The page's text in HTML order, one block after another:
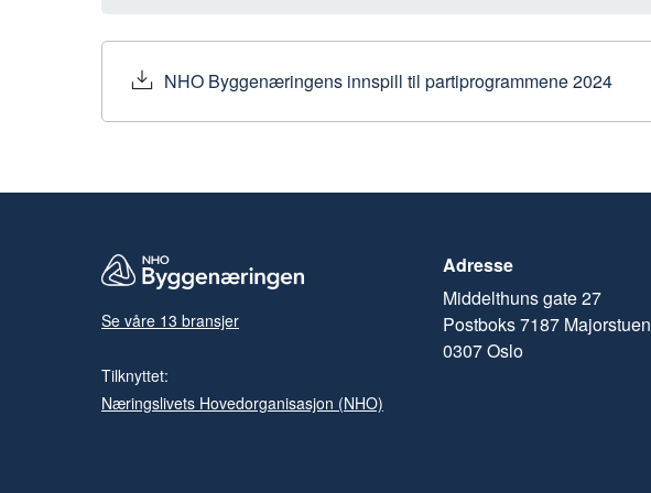
NHO Byggenæringens innspill til partiprogrammene 2024
Se våre 13 bransjer
Tilknyttet:
Næringslivets Hovedorganisasjon (NHO)
Adresse
Middelthuns gate 27
Postboks 7187 Majorstuen
0307 Oslo